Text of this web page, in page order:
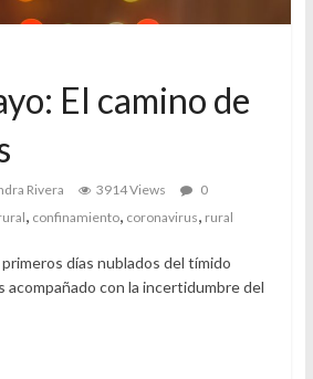
El camino de
Rivera 3914 Views
0
, confinamiento, coronavirus, rural
días nublados del tímido
acompañado con la incertidumbre del